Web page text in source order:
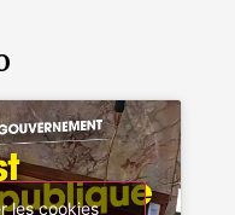
les cookies